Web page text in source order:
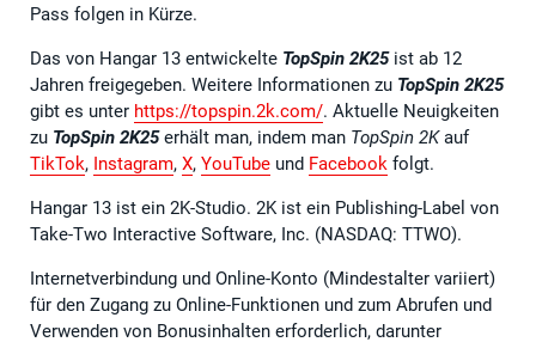
Pass folgen in Kürze.
Das von Hangar 13 entwickelte TopSpin 2K25ist ab 12
Jahren freigegeben. Weitere Informationen zu TopSpin 2K25
gibt es unter https://topspin.2k.com/. Aktuelle Neuigkeiten
zu TopSpin 2K25erhält man, indem man TopSpin 2Kauf
TikTok, Instagram, X, YouTube und Facebook folgt.
Hangar 13 ist ein 2K-Studio. 2K ist ein Publishing-Label von
Take-Two Interactive Software, Inc. (NASDAQ: TTWO).
Internetverbindung und Online-Konto (Mindestalter variiert)
für den Zugang zu Online-Funktionen und zum Abrufen und
Verwenden von Bonusinhalten erforderlich, darunter